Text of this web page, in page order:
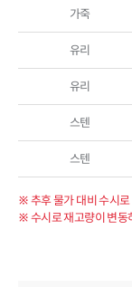
가죽
유리
유리
스텐
스텐
※ 추후 물가 대비 수시
※ 수시로 재고량이 변동